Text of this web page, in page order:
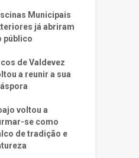
Municipais
já abriram
público
de Valdevez
a reunir a sua
voltou a
se como
de tradição e